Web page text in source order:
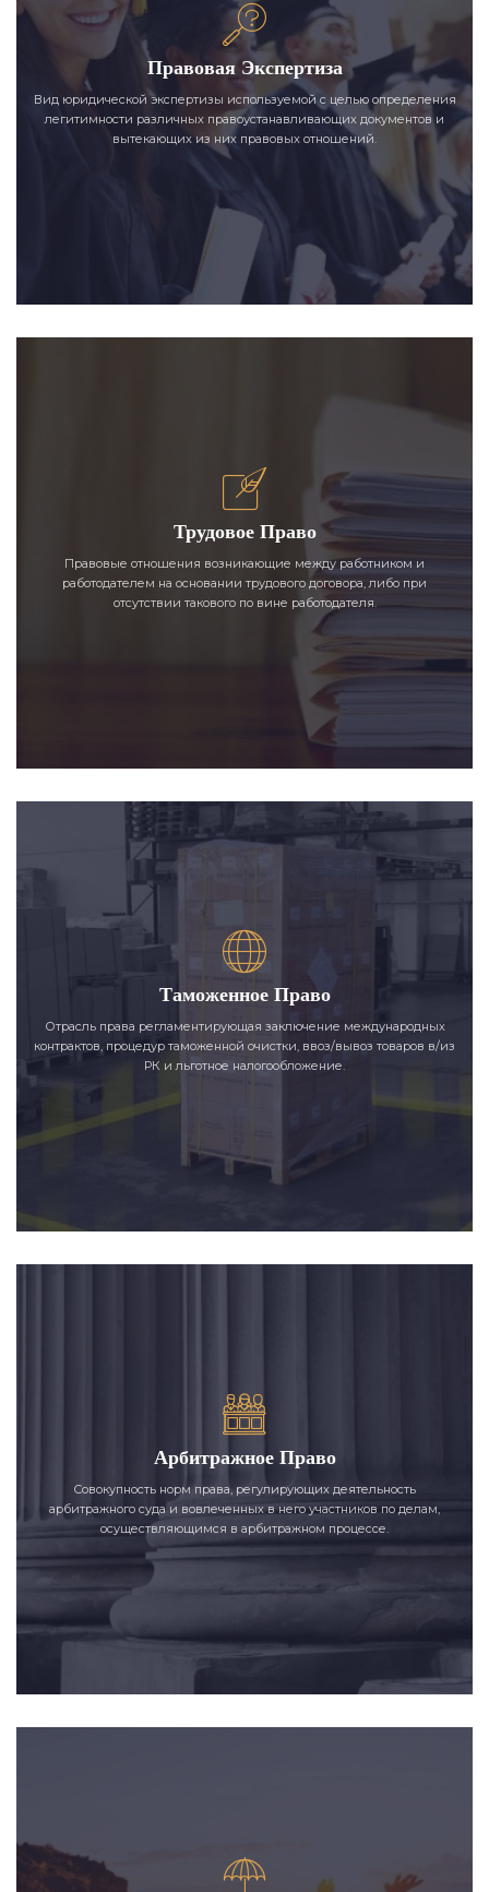
Правовая Экспертиза
Вид юридической экспертизы используемой с целью определения
легитимности различных правоустанавливающих документов и
вытекающих из них правовых отношений.
Трудовое Право
Правовые отношения возникающие между работником и
работодателем на основании трудового договора, либо при
отсутствии такового по вине работодателя.
Таможенное Право
Отрасль права регламентирующая заключение международных
контрактов, процедур таможенной очистки, ввоз/вывоз товаров в/из
РК и льготное налогообложение.
Арбитражное Право
Совокупность норм права, регулирующих деятельность
арбитражного суда и вовлеченных в него участников по делам,
осуществляющимся в арбитражном процессе.